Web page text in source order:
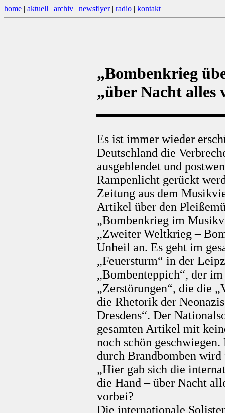
home | aktuell | archiv | newsflyer| radio | kontakt
„Bombenkrieg
„über Nacht alles
Es ist immer wieder
Deutschland die
ausgeblendet und
Rampenlicht gerückt
Zeitung aus dem
Artikel über den
„Bombenkrieg im
„Zweiter Weltkrieg –
Unheil an. Es geht im
„Feuersturm“ in der
„Bombenteppich“, der
„Zerstörungen“, die die
die Rhetorik der
Dresdens“. Der
gesamten Artikel mit
noch schön
durch Brandbomben
„Hier gab sich die
die Hand – über Nacht
vorbei?
Die internationale